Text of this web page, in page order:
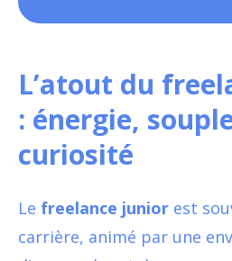
L’atout du
: énergie,
curiosité
Le freelance junior est
carrière, animé par une